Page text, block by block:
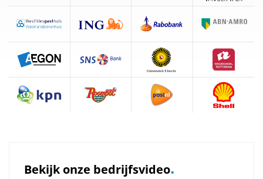
Bekijk onze bedrijfsvideo.